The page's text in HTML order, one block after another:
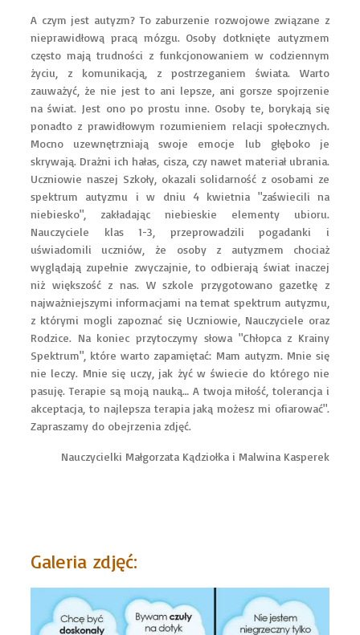
A czym jest autyzm? To zaburzenie rozwojowe związane z
nieprawidłową pracą mózgu. Osoby dotknięte autyzmem
często mają trudności z funkcjonowaniem w codziennym
życiu, z komunikacją, z postrzeganiem świata. Warto
zauważyć, że nie jest to ani lepsze, ani gorsze spojrzenie
na świat. Jest ono po prostu inne. Osoby te, borykają się
ponadto z prawidłowym rozumieniem relacji społecznych.
Mocno uzewnętrzniają swoje emocje lub głęboko je
skrywają. Drażni ich hałas, cisza, czy nawet materiał ubrania.
Uczniowie naszej Szkoły, okazali solidarność z osobami ze
spektrum autyzmu i w dniu 4 kwietnia "zaświecili na
niebiesko", zakładając niebieskie elementy ubioru.
Nauczyciele klas 1-3, przeprowadzili pogadanki i
uświadomili uczniów, że osoby z autyzmem chociaż
wyglądają zupełnie zwyczajnie, to odbierają świat inaczej
niż większość z nas. W szkole przygotowano gazetkę z
najważniejszymi informacjami na temat spektrum autyzmu,
z którymi mogli zapoznać się Uczniowie, Nauczyciele oraz
Rodzice. Na koniec przytoczymy słowa "Chłopca z Krainy
Spektrum", które warto zapamiętać: Mam autyzm. Mnie się
nie leczy. Mnie się uczy, jak żyć w świecie do którego nie
pasuję. Terapie są moją nauką… A twoja miłość, tolerancja i
akceptacja, to najlepsza terapia jaką możesz mi ofiarować".
Zapraszamy do obejrzenia zdjęć.
Nauczycielki Małgorzata Kądziołka i Malwina Kasperek
Galeria zdjęć: